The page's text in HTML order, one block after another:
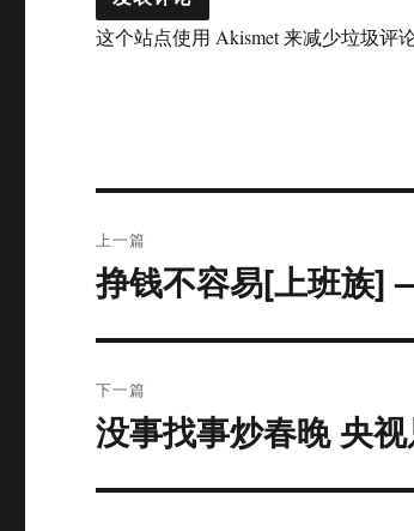
这个站点使用 Akismet 来减少垃圾评论
章
上一篇
上
篇
文
挣钱不容易[上班族]
下一篇
下
篇
文
没事找事炒春晚 央